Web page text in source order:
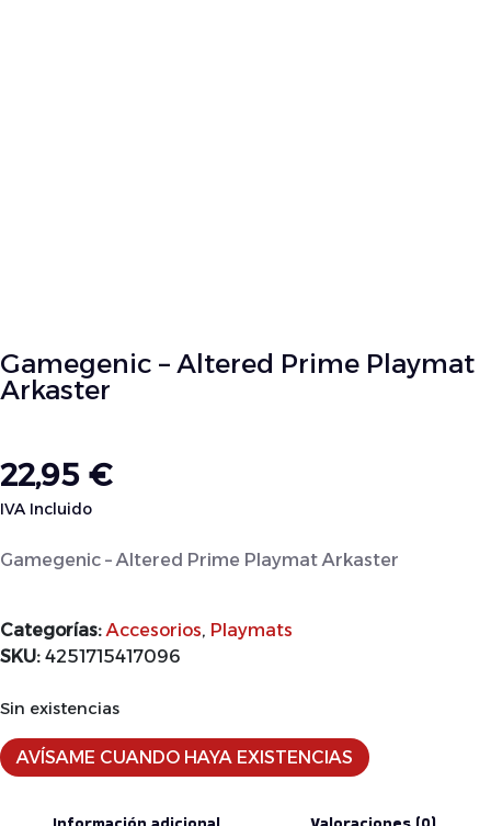
Gamegenic – Altered Prime Playmat
Arkaster
22,95 €
IVA Incluido
Gamegenic – Altered Prime Playmat Arkaster
Categorías: Accesorios, Playmats
SKU: 4251715417096
Sin existencias
AVÍSAME CUANDO HAYA EXISTENCIAS